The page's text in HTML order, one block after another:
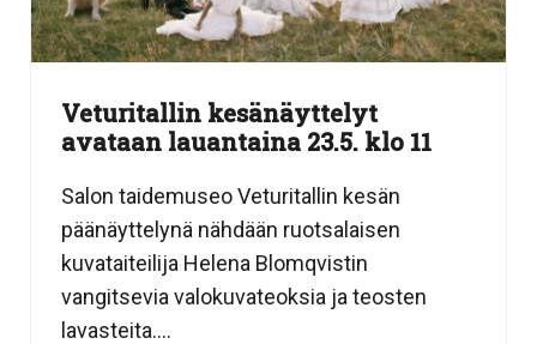
Veturitallin kesänäyttelyt
avataan lauantaina 23.5. klo 11
Salon taidemuseo Veturitallin kesän
päänäyttelynä nähdään ruotsalaisen
kuvataiteilija Helena Blomqvistin
vangitsevia valokuvateoksia ja teosten
lavasteita....